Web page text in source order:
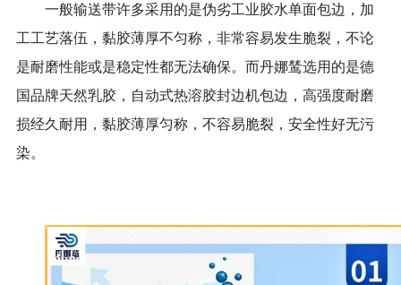
一般输送带许多采用的是伪劣工业胶水单面包边，加
工工艺落伍，黏胶薄厚不匀称，非常容易发生脆裂，不论
是耐磨性能或是稳定性都无法确保。而丹娜鸶选用的是德
国品牌天然乳胶，自动式热溶胶封边机包边，高强度耐磨
损经久耐用，黏胶薄厚匀称，不容易脆裂，安全性好无污
染。